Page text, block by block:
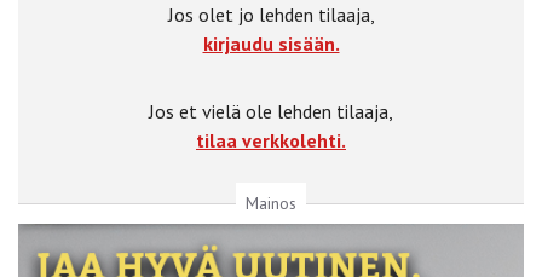
Jos olet jo lehden tilaaja,
kirjaudu sisään.
Jos et vielä ole lehden tilaaja,
tilaa verkkolehti.
Mainos